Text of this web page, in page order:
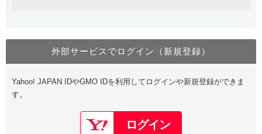
Value Domain Oneにログイン
Google
Value Domain Oneアカウント作成
以下でも登録可能
外部サービスでログイン（新規登録）
Yahoo! JAPAN IDやGMO IDを利用してログインや新規登録ができま
す。